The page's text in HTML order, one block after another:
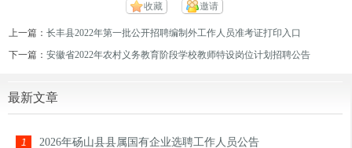
收藏 邀请
上一篇：长丰县2022年第一批公开招聘编制外工作人员准考证打印入口
下一篇：安徽省2022年农村义务教育阶段学校教师特设岗位计划招聘公告
最新文章
1 2026年砀山县县属国有企业选聘工作人员公告